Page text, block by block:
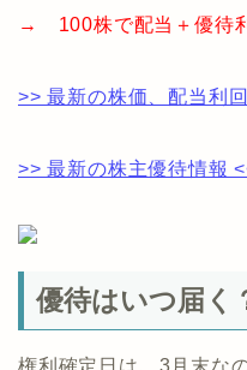
→ 100株で配当＋優待
>> 最新の株価、配当利
>> 最新の株主優待情報
優待はいつ届く
権利確定日は、3月末な